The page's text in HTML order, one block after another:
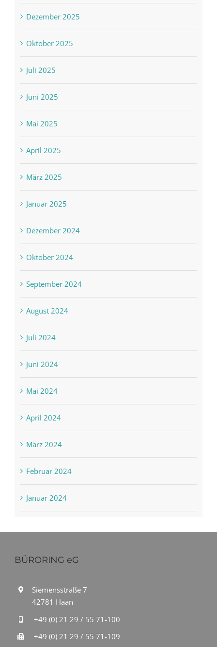
Dezember 2025
Oktober 2025
Juli 2025
Juni 2025
Mai 2025
April 2025
März 2025
Januar 2025
Dezember 2024
Oktober 2024
September 2024
August 2024
Juli 2024
Juni 2024
Mai 2024
April 2024
März 2024
Februar 2024
Januar 2024
BÜRORING eG
Siemensstraße 7
42781 Haan
+49 (0) 21 29 / 55 71-100
+49 (0) 21 29 / 55 71-109